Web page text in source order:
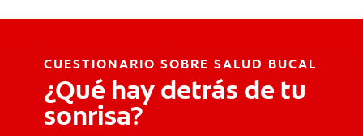
CUESTIONARIO SOBRE SALUD BUCAL
¿Qué hay detrás de tu
sonrisa?